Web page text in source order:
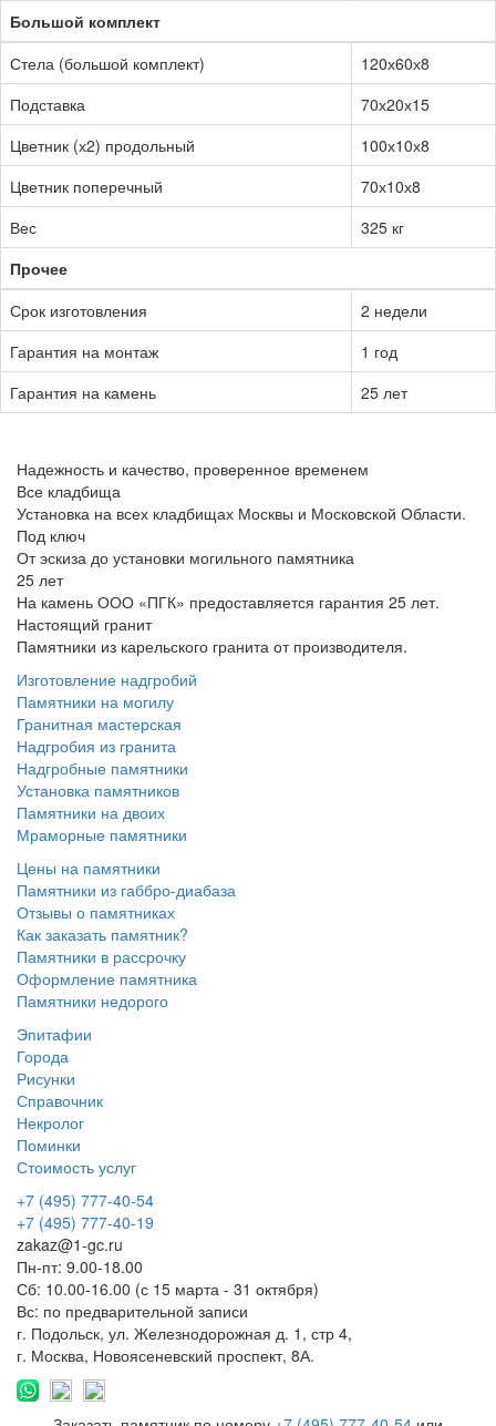
Большой комплект
Стела (большой комплект)
120х60х8
Подставка
70х20х15
Цветник (х2) продольный
100х10х8
Цветник поперечный
70х10х8
Вес
325 кг
Прочее
Срок изготовления
2 недели
Гарантия на монтаж
1 год
Гарантия на камень
25 лет
Надежность и качество, проверенное временем
Все кладбища
Установка на всех кладбищах Москвы и Московской Области.
Под ключ
От эскиза до установки могильного памятника
25 лет
На камень ООО «ПГК» предоставляется гарантия 25 лет.
Настоящий гранит
Памятники из карельского гранита от производителя.
Изготовление надгробий
Памятники на могилу
Гранитная мастерская
Надгробия из гранита
Надгробные памятники
Установка памятников
Памятники на двоих
Мраморные памятники
Цены на памятники
Памятники из габбро-диабаза
Отзывы о памятниках
Как заказать памятник?
Памятники в рассрочку
Оформление памятника
Памятники недорого
Эпитафии
Города
Рисунки
Справочник
Некролог
Поминки
Стоимость услуг
+7 (495) 777-40-54
+7 (495) 777-40-19
zakaz@1-gc.ru
Пн-пт: 9.00-18.00
Сб: 10.00-16.00 (с 15 марта - 31 октября)
Вс: по предварительной записи
г. Подольск, ул. Железнодорожная д. 1, стр 4,
г. Москва, Новоясеневский проспект, 8А.